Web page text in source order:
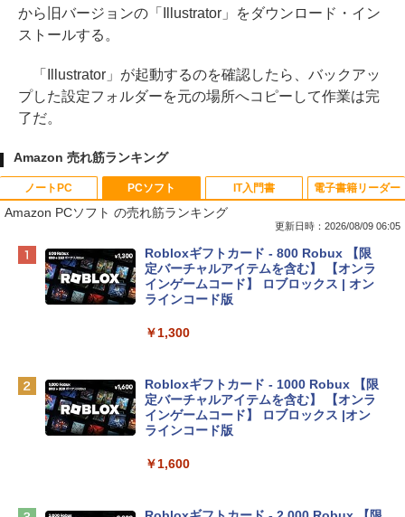
から旧バージョンの「Illustrator」をダウンロード・イン
ストールする。
「Illustrator」が起動するのを確認したら、バックアッ
プした設定フォルダーを元の場所へコピーして作業は完
了だ。
Amazon 売れ筋ランキング
ノートPC
Apple 2026 MacBook Neo A18 Proチッ
プ搭載13インチノートブック：AIとAppl
e Intelligenceのために設計、Liquid Ret
inaディスプレイ、8GBユニファイドメモ
eTime HDカメラ、Touch ID - インディ
￥137,800
tomtoc 360°保護 15.6 16インチ パソコ
book Lenovo対応
PCソフト
Amazon PCソフト の売れ筋ランキング
更新日時：2026/08/09 06:05
Robloxギフトカード - 800 Robux 【限
定バーチャルアイテムを含む】 【オンラ
インゲームコード】 ロブロックス | オン
ラインコード版
￥1,300
Robloxギフトカード - 1000 Robux 【限
定バーチャルアイテムを含む】 【オンラ
インゲームコード】 ロブロックス |オン
ラインコード版
￥1,600
IT入門書 電子書籍リーダー